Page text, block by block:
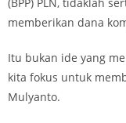
memberikan dana
Itu bukan ide yang
kita fokus untuk
Mulyanto.